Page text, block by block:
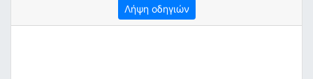
Λήψη οδηγιών